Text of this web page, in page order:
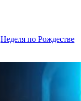
Неделя по Рождестве